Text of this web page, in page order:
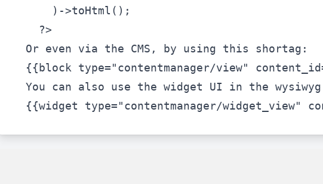
dans les catégories par simple effet dedrag and drop . Une solution
  )->toHtml();
?>
Or even via the CMS, by using this shortag:
{{block type="contentmanager/view"
You can also use the widget UI in the
{{widget type="contentmanager/widget_view"